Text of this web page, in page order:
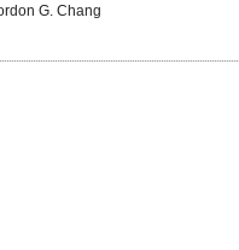
G. Chang